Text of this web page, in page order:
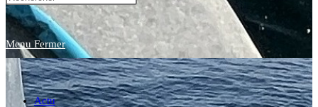
website
search
Menu Fermer
Actu